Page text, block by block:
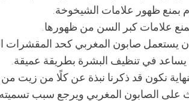
بمنع ظهور علامات الشيخوخة.
علامات كبر السن من ظهورها.
يستعمل صابون المغربي كحد المقشرات
يساعد في تنظيف البشرة بطريقة عميقة.
على الصابون المغربي ويرجع سبب تسميته